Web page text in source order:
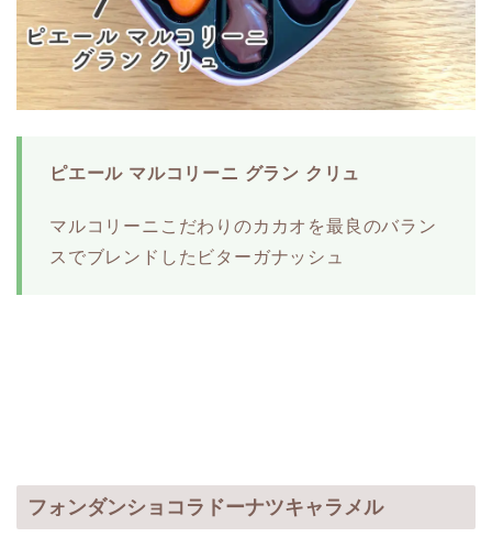
ピエール マルコリーニ グラン クリュ
マルコリーニこだわりのカカオを最良のバラン
スでブレンドしたビターガナッシュ
フォンダンショコラドーナツキャラメル